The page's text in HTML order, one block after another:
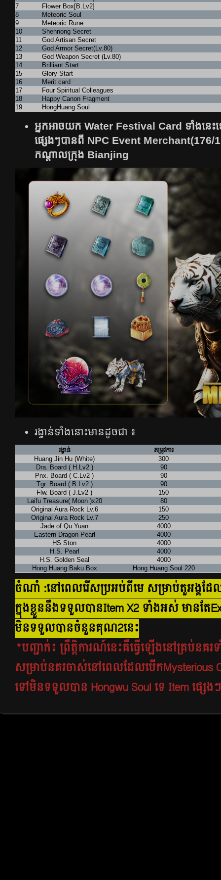
7
Flower Box[B.Lv2]
8
Meteoric Soul
9
Meteoric Rune
10
Shennong Secret
11
God Artisan Secret
12
God Armor Secret(Lv.80)
13
God Weapon Secret (Lv.80)
14
Brilliant Start
15
Glory Start
16
Merit card
17
Four Spiritual Colleagues
18
Happy Canon Fragment
19
HongHuang Soul
អ្នកអាចយក Water Festival Card ទាំងនេះទៅ
ផ្សេងៗបានពី NPC Event Merchant(176/
កណ្តាលក្រុង Bianjing
រង្វាន់ទាំងនោះមានដូចជា ៖
រង្វាន់
តម្រូវការ
Huang Jin Hu (White)
300
Dra. Board ( H.Lv2 )
90
Pnx. Board ( C.Lv2 )
90
Tgr. Board ( B.Lv2 )
90
Flw. Board ( J.Lv2 )
150
Laifu Treasure( Moon )x20
80
Original Aura Rock Lv.6
150
Original Aura Rock Lv.7
250
Jade of Qu Yuan
4000
Eastern Dragon Pearl
4000
HS Ston
4000
H.S. Pearl
4000
H.S. Golden Seal
4000
Hong Huang Baku Box
Hong Huang Soul 220
ចំណាំ :នៅពេលរើសប្រអប់ពីមេ សម្រាប់តួអង្គដែ
ក្នុងខ្លួននឹងទទួលបាន​Item X2 ទាំងអស់ មានតែ
មិនទទួលបានចំនួនគុណ2នេះ
*បញ្ជាក់៖ ព្រឹត្តិការណ៍នេះគឺធ្វើឡើងនៅគ្រប់នគរ
សម្រាប់នគរចាស់នៅពេលដែលបើកMysterious
ទៅមិនទទួលបាន Hongwu Soul ទេ​ Item ផ្សេ